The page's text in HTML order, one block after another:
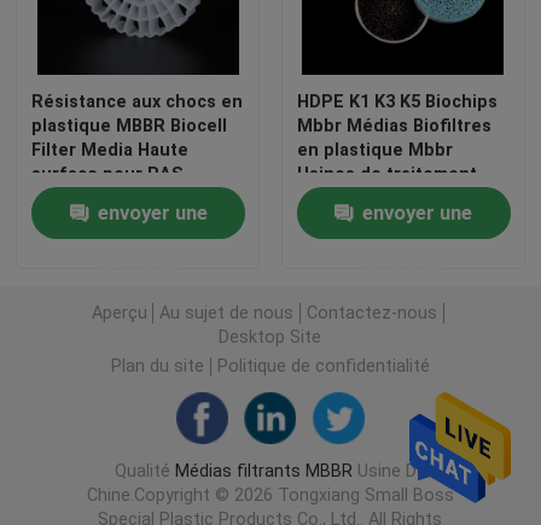
Contrôle de qualité
Contactez-nous
Demandez une citation
Médias filtrants MBBR
Bio médias de MBBR
Résistance aux chocs en
plastique MBBR Biocell
Filter Media Haute
surface pour RAS
envoyer une
HDPE K1 K3 K5 Biochips
Mbbr Médias Biofiltres
en plastique Mbbr
Usines de traitement
des eaux usées
envoyer une
Aperçu Au sujet de nous
Contactez-nous
Desktop Site
Plan du site
Politique de confidentialité
Qualité Médias filtrants MBBR Usine De
Chine.Copyright © 2026 Tongxiang Small Boss
Special Plastic Products Co., Ltd.. All Rights